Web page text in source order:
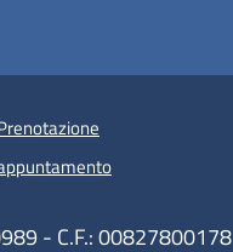
- C.F.: 00827800178